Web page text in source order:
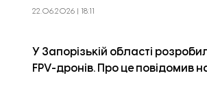
22.06.2026 | 18:11
У Запорізькій області
FPV-дронів. Про цеповідомив